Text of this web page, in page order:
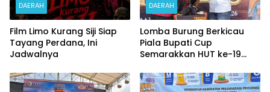
DAERAH
Film Limo Kurang Siji Siap
Tayang Perdana, Ini
Jadwalnya
DAERAH
Lomba Burung Berkicau
Piala Bupati Cup
Semarakkan HUT ke-19